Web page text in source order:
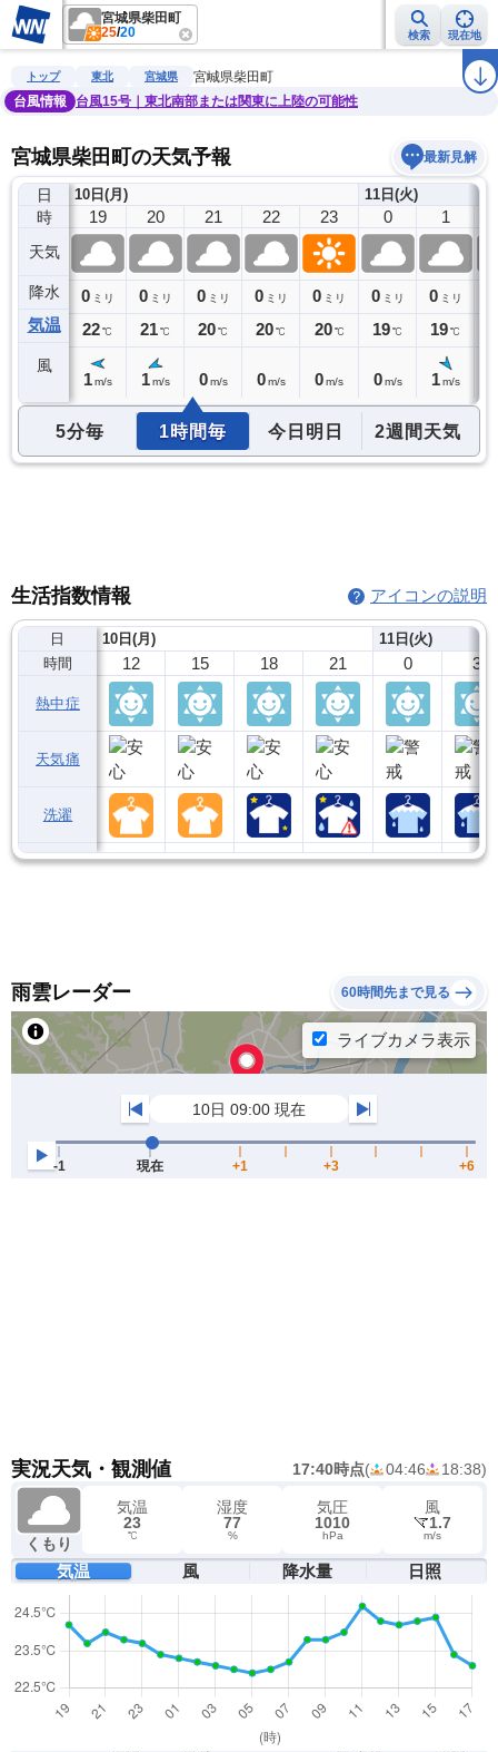
宮城県柴田町
25/20 検索 現在地
雨雲レーダー 台風情報 地震情報 ラ
トップ 東北 宮城県
宮城県柴田町
台風情報
台風15号｜東北南部または関東に上陸の可能性
宮城県柴田町の天気予報 最新見解
日
時
天気
降水
気温
風
10日(月)
18
0ミリ
22℃
19
0 ミリ
22℃
1 m/s
20
0 ミリ
21℃
1 m/s
21
0 ミリ
20℃
0 m/s
22
0 ミリ
20℃
0 m/s
23
0 ミリ
20 ℃
0m/s
11日(火)
0
0 ミリ
19℃
0 m/s
1
0 ミリ
19℃
1 m/s
5分毎 1時間毎 今日明日 2週間天気
生活指数情報 アイコンの説明
日
時間
熱中症
天気痛
洗濯
10日(月)
12 15 18 21
11日(火)
0 3
雨雲レーダー 60時間先まで見る
実況天気・観測値 17:40時点( 04:46 18:38)
くもり
気温
23
℃
湿度
77
%
気圧
1010
hPa
風
1.7
m/s
気温 風 降水量 日照